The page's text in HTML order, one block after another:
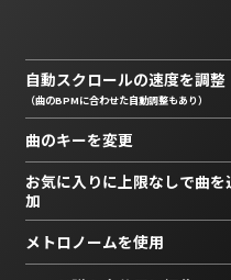
自動スクロールの速度を調整
（曲のBPMに合わせた自動調整もあり）
曲のキーを変更
お気に入りに上限なしで曲を
加
メトロノームを使用